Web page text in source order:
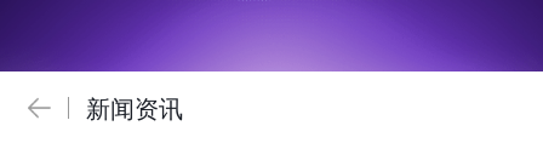
新闻资讯